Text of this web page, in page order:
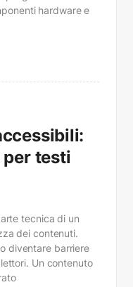
hardware e
testi
tecnica di un
dei contenuti.
diventare barriere
Un contenuto